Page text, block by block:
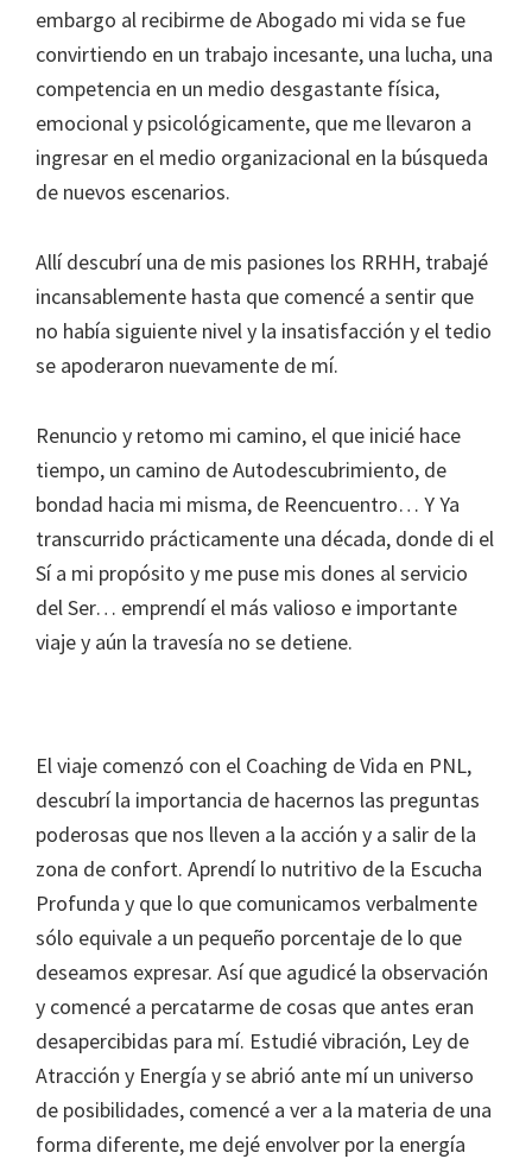
embargo al recibirme de Abogado mi vida se fue
convirtiendo en un trabajo incesante, una lucha, una
competencia en un medio desgastante física,
emocional y psicológicamente, que me llevaron a
ingresar en el medio organizacional en la búsqueda
de nuevos escenarios.
Allí descubrí una de mis pasiones los RRHH, trabajé
incansablemente hasta que comencé a sentir que
no había siguiente nivel y la insatisfacción y el tedio
se apoderaron nuevamente de mí.
Renuncio y retomo mi camino, el que inicié hace
tiempo, un camino de Autodescubrimiento, de
bondad hacia mi misma, de Reencuentro… Y Ya
transcurrido prácticamente una década, donde di el
Sí a mi propósito y me puse mis dones al servicio
del Ser… emprendí el más valioso e importante
viaje y aún la travesía no se detiene.
El viaje comenzó con el Coaching de Vida en PNL,
descubrí la importancia de hacernos las preguntas
poderosas que nos lleven a la acción y a salir de la
zona de confort. Aprendí lo nutritivo de la Escucha
Profunda y que lo que comunicamos verbalmente
sólo equivale a un pequeño porcentaje de lo que
deseamos expresar. Así que agudicé la observación
y comencé a percatarme de cosas que antes eran
desapercibidas para mí. Estudié vibración, Ley de
Atracción y Energía y se abrió ante mí un universo
de posibilidades, comencé a ver a la materia de una
forma diferente, me dejé envolver por la energía